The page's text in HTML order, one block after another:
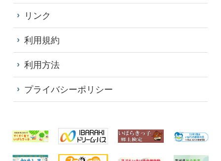
リンク
利用規約
利用方法
プライバシーポリシー